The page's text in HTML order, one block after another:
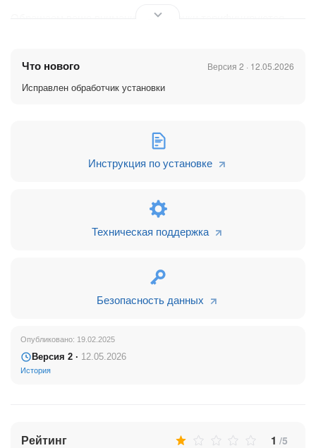
Обращаем ваше внимание, что звонки тарифицируются
https://ft.kz/ru/vats-biz/
Что нового Версия 2 · 12.05.2026
Исправлен обработчик установки
Инструкция по установке
Техническая поддержка
Безопасность данных
Опубликовано: 19.02.2025
Версия 2 · 12.05.2026
История
Рейтинг 1 /5